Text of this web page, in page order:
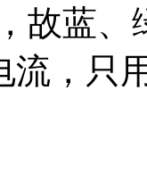
故蓝
流，只